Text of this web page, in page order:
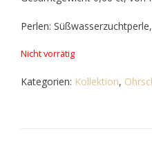
Perlen: Süßwasserzuchtperle,
Nicht vorrätig
Kategorien: Kollektion,